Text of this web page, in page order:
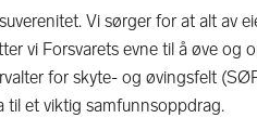
Vi sørger for at alt av
vi Forsvarets evne til å øve og
for skyte- og øvingsfelt
til et viktig samfunnsoppdrag.